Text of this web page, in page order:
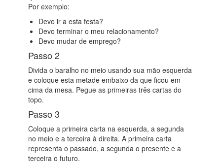
Por exemplo:
Devo ir a esta festa?
Devo terminar o meu relacionamento?
Devo mudar de emprego?
Passo 2
Divida o baralho no meio usando sua mão esquerda
e coloque esta metade embaixo da que ficou em
cima da mesa. Pegue as primeiras três cartas do
topo.
Passo 3
Coloque a primeira carta na esquerda, a segunda
no meio e a terceira à direita. A primeira carta
representa o passado, a segunda o presente e a
terceira o futuro.